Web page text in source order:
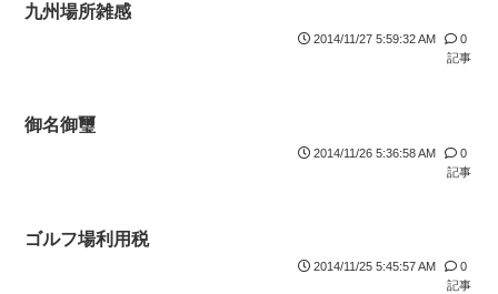
九州場所雑感
2014/11/27 5:59:32 AM
0
記事
御名御璽
2014/11/26 5:36:58 AM
0
記事
ゴルフ場利用税
2014/11/25 5:45:57 AM
0
記事